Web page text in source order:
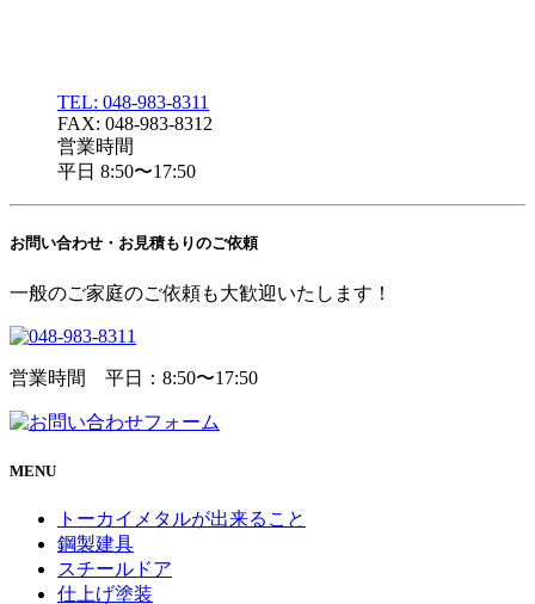
TEL: 048-983-8311
FAX: 048-983-8312
営業時間
平日 8:50〜17:50
お問い合わせ・ お見積もりのご依頼
一般のご家庭のご依頼も大歓迎いたします！
営業時間 平日：8:50〜17:50
MENU
トーカイメタルが出来ること
鋼製建具
スチールドア
仕上げ塗装